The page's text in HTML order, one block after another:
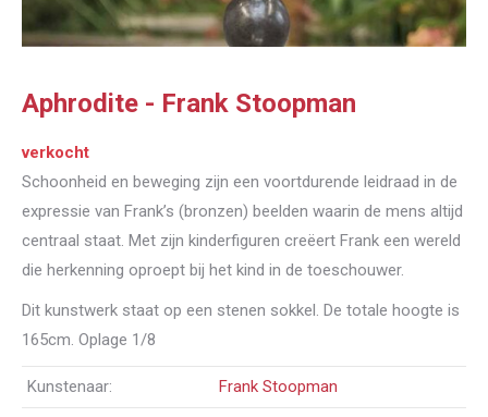
Aphrodite - Frank Stoopman
verkocht
Schoonheid en beweging zijn een voortdurende leidraad in de
expressie van Frank’s (bronzen) beelden waarin de mens altijd
centraal staat. Met zijn kinderfiguren creëert Frank een wereld
die herkenning oproept bij het kind in de toeschouwer.
Dit kunstwerk staat op een stenen sokkel. De totale hoogte is
165cm. Oplage 1/8
Kunstenaar: Frank Stoopman